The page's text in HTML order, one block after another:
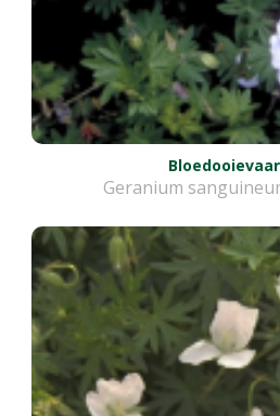
Geranium